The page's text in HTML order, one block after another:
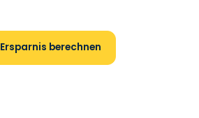
Ersparnis berechnen